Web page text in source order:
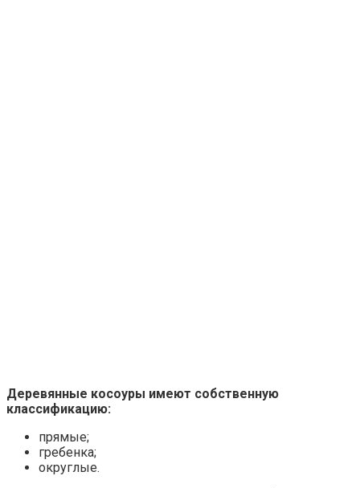
Деревянные косоуры имеют собственную
классификацию:
прямые;
гребенка;
округлые.